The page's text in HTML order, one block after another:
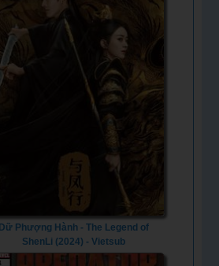
Dữ Phượng Hành - The Legend of
ShenLi (2024) - Vietsub